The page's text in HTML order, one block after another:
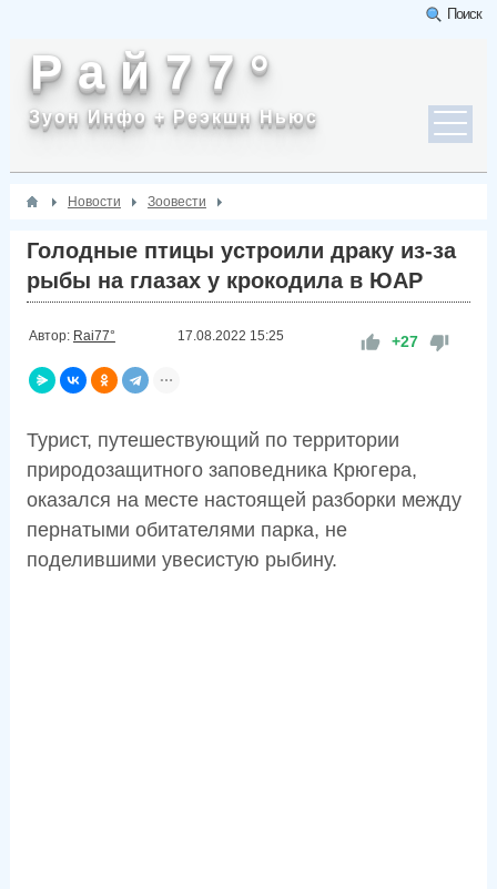
Поиск
Р а й 7 7 °
Зуон Инфо + Реэкшн Ньюс
Новости Зоовести
Голодные птицы устроили драку из-за
рыбы на глазах у крокодила в ЮАР
Автор: Rai77° 17.08.2022 15:25 +27
Турист, путешествующий по территории
природозащитного заповедника Крюгера,
оказался на месте настоящей разборки между
пернатыми обитателями парка, не
поделившими увесистую рыбину.